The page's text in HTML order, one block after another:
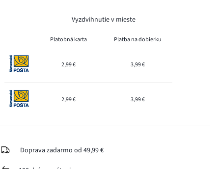
Vyzdvihnutie v mieste
Platobná karta Platba na dobierku
2,99 € 3,99 €
2,99 € 3,99 €
Doprava zadarmo od 49,99 €